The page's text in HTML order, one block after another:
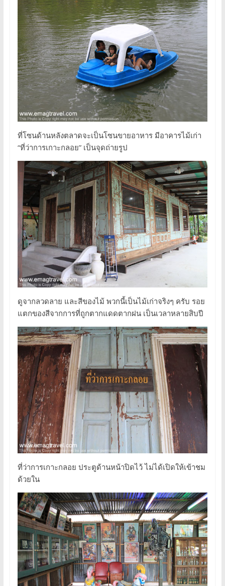
ที่โซนด้านหลังตลาดจะเป็นโซนขายอาหาร มีอาคารไม้เก่า
“ที่ว่าการเกาะกลอย” เป็นจุดถ่ายรูป
ดูจากลวดลาย และสีของไม้ พวกนี้เป็นไม้เก่าจริงๆ ครับ รอย
แตกของสีจากการที่ถูกตากแดดตากฝน เป็นเวลาหลายสิบปี
ที่ว่าการเกาะกลอย ประตูด้านหน้าปิดไว้ ไม่ได้เปิดให้เข้าชม
ด้วยใน